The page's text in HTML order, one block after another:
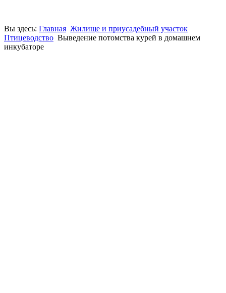
Вы здесь: Главная Жилище и приусадебный участок
Птицеводство Выведение потомства курей в домашнем
инкубаторе